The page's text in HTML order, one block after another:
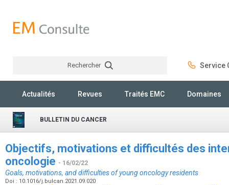
Rechercher Service
Actualités Revues Traités EMC Domaines
BULLETIN DU CANCER
Objectifs, motivations et difficultés des
oncologie - 16/02/22
Goals, motivations, and difficulties of young oncology residents
Doi : 10.1016/j.bulcan.2021.09.020